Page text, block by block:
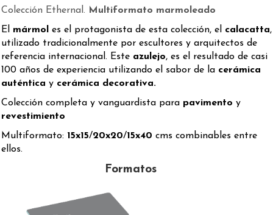
Colección Ethernal. Multiformato marmoleado
El mármol es el protagonista de esta colección, el calacatta,
utilizado tradicionalmente por escultores y arquitectos de
referencia internacional. Este azulejo, es el resultado de casi
100 años de experiencia utilizando el sabor de la cerámica
auténtica y cerámica decorativa.
Colección completa y vanguardista para pavimento y
revestimiento
Multiformato: 15x15/20x20/15x40 cms combinables entre
ellos.
Formatos